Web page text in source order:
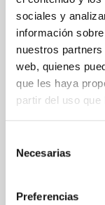
sociales y
información
nuestros
web, quienes
que les haya
partir del uso
Necesarias
Preferencias
4) Tornillo
5) Perno de
6) Soporte de
DETALLES
CAD